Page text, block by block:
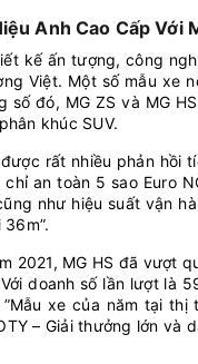
Anh Cao Cấp Với
kế ấn tượng, công
Việt. Một số mẫu xe
số đó, MG ZS và MG
khúc SUV.
được rất nhiều phản
an toàn 5 sao Euro
như hiệu suất vận
2021, MG HS đã vượt
doanh số lần lượt là
xe của năm tại thị
– Giải thưởng lớn và